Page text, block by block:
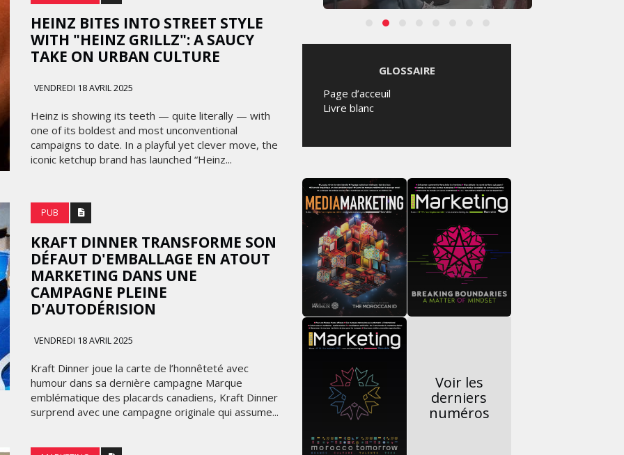
HEINZ BITES INTO STREET STYLE
WITH "HEINZ GRILLZ": A SAUCY
TAKE ON URBAN CULTURE
VENDREDI 18 AVRIL 2025
Heinz is showing its teeth — quite literally — with
one of its boldest and most unconventional
campaigns to date. In a playful yet clever move, the
iconic ketchup brand has launched “Heinz...
PUB
KRAFT DINNER TRANSFORME SON
DÉFAUT D'EMBALLAGE EN ATOUT
MARKETING DANS UNE
CAMPAGNE PLEINE
D'AUTODÉRISION
VENDREDI 18 AVRIL 2025
Kraft Dinner joue la carte de l’honnêteté avec
humour dans sa dernière campagne Marque
emblématique des placards canadiens, Kraft Dinner
surprend avec une campagne originale qui assume...
GLOSSAIRE
Page d’acceuil
Livre blanc
Voir les
derniers
numéros